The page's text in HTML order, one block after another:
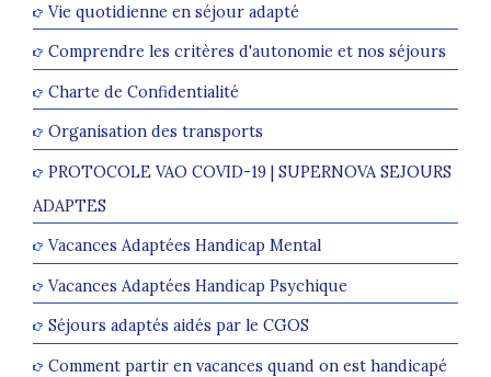
Vie quotidienne en séjour adapté
Comprendre les critères d'autonomie et nos séjours
Charte de Confidentialité
Organisation des transports
PROTOCOLE VAO COVID-19 | SUPERNOVA SEJOURS
ADAPTES
Vacances Adaptées Handicap Mental
Vacances Adaptées Handicap Psychique
Séjours adaptés aidés par le CGOS
Comment partir en vacances quand on est handicapé